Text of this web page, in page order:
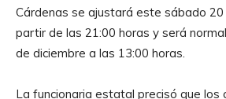
Cárdenas se ajustará este sábado 20
partir de las 21:00 horas y será
de diciembre a las 13:00 horas.
La funcionaria estatal precisó que los